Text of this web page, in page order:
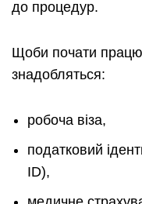
до процедур.
Щоби почати
знадобляться:
робоча віза,
податковий
ID),